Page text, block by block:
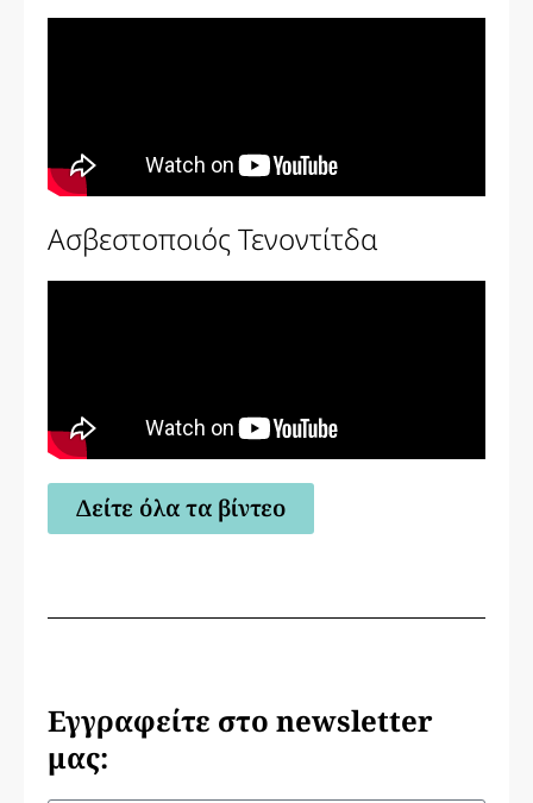
Ασβεστοποιός Τενοντίτδα
Δείτε όλα τα βίντεο
Εγγραφείτε στο newsletter
μας: